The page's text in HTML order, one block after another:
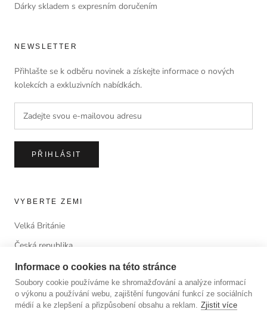
Dárky skladem s expresním doručením
NEWSLETTER
Přihlašte se k odběru novinek a získejte informace o nových
kolekcích a exkluzivních nabídkách.
PŘIHLÁSIT
VYBERTE ZEMI
Velká Británie
Česká republika
© ANTORINI®
© 2023 LUSSOLIBE Milano SE. All Rights Reserved.
Informace o cookies na této stránce
Soubory cookie používáme ke shromažďování a analýze informací
o výkonu a používání webu, zajištění fungování funkcí ze sociálních
médií a ke zlepšení a přizpůsobení obsahu a reklam. Zjistit více